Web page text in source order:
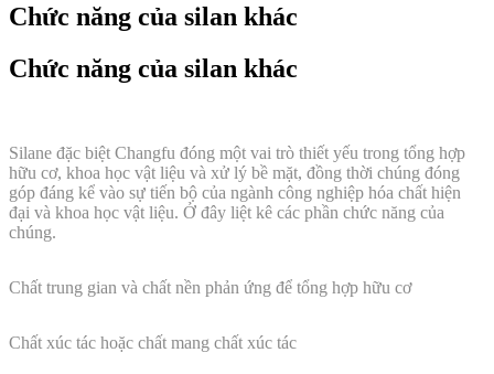
Chức năng của silan khác
Chức năng của silan khác
Silane đặc biệt Changfu đóng một vai trò thiết yếu trong tổng hợp
hữu cơ, khoa học vật liệu và xử lý bề mặt, đồng thời chúng đóng
góp đáng kể vào sự tiến bộ của ngành công nghiệp hóa chất hiện
đại và khoa học vật liệu. Ở đây liệt kê các phần chức năng của
chúng.
Chất trung gian và chất nền phản ứng để tổng hợp hữu cơ
Chất xúc tác hoặc chất mang chất xúc tác